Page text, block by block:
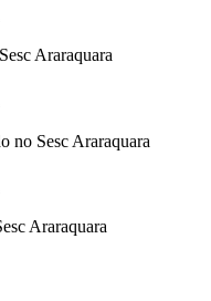
Araraquara
no Sesc Araraquara
Araraquara